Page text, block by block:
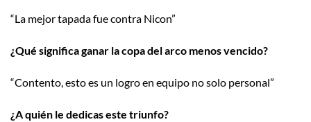
“La mejor tapada fue contra Nicon”
¿Qué significa ganar la copa del arco menos vencido?
“Contento, esto es un logro en equipo no solo personal”
¿A quién le dedicas este triunfo?